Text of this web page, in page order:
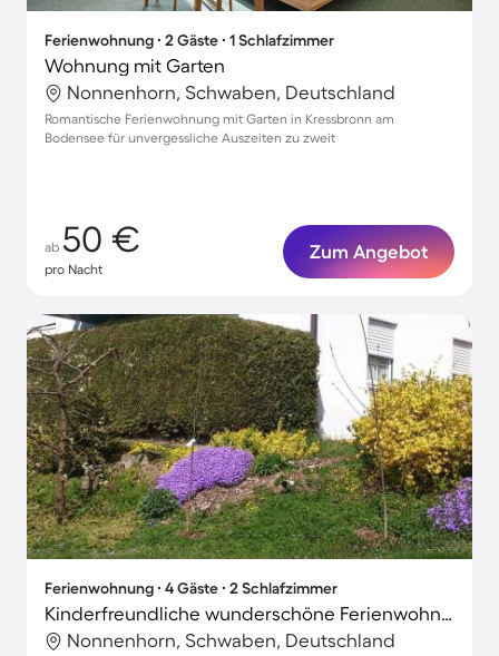
Ferienwohnung ∙ 2 Gäste ∙ 1 Schlafzimmer
Wohnung mit Garten
Nonnenhorn, Schwaben, Deutschland
Romantische Ferienwohnung mit Garten in Kressbronn am
Bodensee für unvergessliche Auszeiten zu zweit
ab 50 €
pro Nacht
Zum Angebot
Ferienwohnung ∙ 4 Gäste ∙ 2 Schlafzimmer
Kinderfreundliche wunderschöne Ferienwohnung | Haustiere sind willkommen
Nonnenhorn, Schwaben, Deutschland